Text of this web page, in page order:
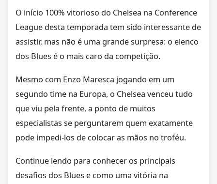
O início 100% vitorioso do Chelsea na Conference
League desta temporada tem sido interessante de
assistir, mas não é uma grande surpresa: o elenco
dos Blues é o mais caro da competição.
Mesmo com Enzo Maresca jogando em um
segundo time na Europa, o Chelsea venceu tudo
que viu pela frente, a ponto de muitos
especialistas se perguntarem quem exatamente
pode impedi-los de colocar as mãos no troféu.
Continue lendo para conhecer os principais
desafios dos Blues e como uma vitória na